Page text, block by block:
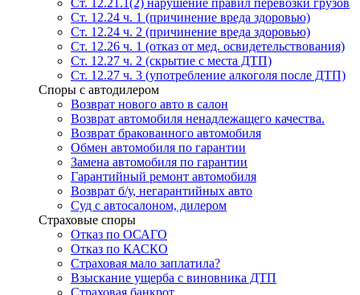
Ст. 12.21.1(2) нарушение правил перевозки грузов
Ст. 12.24 ч. 1 (причинение вреда здоровью)
Ст. 12.24 ч. 2 (причинение вреда здоровью)
Ст. 12.26 ч. 1 (отказ от мед. освидетельствования)
Ст. 12.27 ч. 2 (скрытие с места ДТП)
Ст. 12.27 ч. 3 (употребление алкоголя после ДТП)
Споры с автодилером
Возврат нового авто в салон
Возврат автомобиля ненадлежащего качества.
Возврат бракованного автомобиля
Обмен автомобиля по гарантии
Замена автомобиля по гарантии
Гарантийный ремонт автомобиля
Возврат б/у, негарантийных авто
Суд с автосалоном, дилером
Страховые споры
Отказ по ОСАГО
Отказ по КАСКО
Страховая мало заплатила?
Взыскание ущерба с виновника ДТП
Страховая банкрот